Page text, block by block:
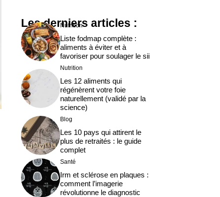
Les derniers articles :
Nutrition
Liste fodmap complète :
aliments à éviter et à
favoriser pour soulager le sii
Nutrition
Les 12 aliments qui
régénèrent votre foie
naturellement (validé par la
science)
Blog
Les 10 pays qui attirent le
plus de retraités : le guide
complet
Santé
Irm et sclérose en plaques :
comment l’imagerie
révolutionne le diagnostic